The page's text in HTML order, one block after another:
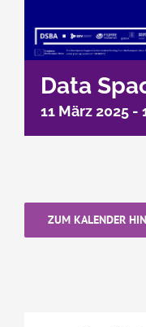
Data
11 März 2025 -
ZUM KALENDER